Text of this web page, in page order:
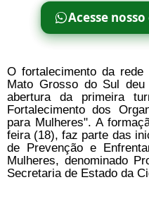
Acesse
O fortalecimento da
Mato Grosso do Sul
abertura da primeira
Fortalecimento dos
para Mulheres". A
feira (18), faz parte das
de Prevenção e
Mulheres, denominado
Secretaria de Estado da